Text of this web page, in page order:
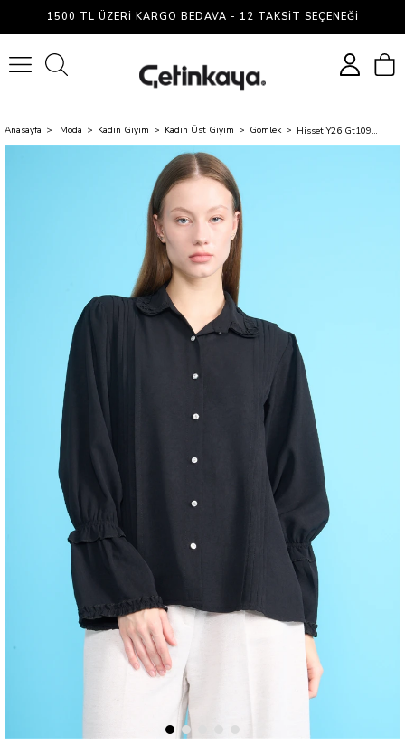
1500 TL ÜZERI KARGO BEDAVA - 12 TAKSIT SEÇENEĞI
Anasayfa Moda Kadın Giyim Kadın Üst Giyim Gömlek Hisset Y26 Gt1091 Siyah Kadın Gömlek 38-44